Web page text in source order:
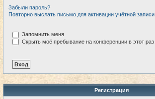
Забыли пароль?
Повторно выслать письмо для активации учётной записи
Запомнить меня
Скрыть моё пребывание на конференции в этот раз
Регистрация